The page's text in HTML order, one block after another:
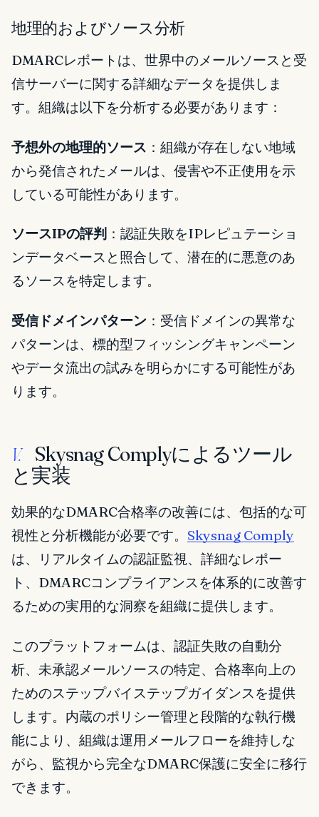
地理的およびソース分析
DMARCレポートは、世界中のメールソースと受
信サーバーに関する詳細なデータを提供しま
す。組織は以下を分析する必要があります：
予想外の地理的ソース ：組織が存在しない地域
から発信されたメールは、侵害や不正使用を示
している可能性があります。
ソースIPの評判 ：認証失敗をIPレピュテーショ
ンデータベースと照合して、潜在的に悪意のあ
るソースを特定します。
受信ドメインパターン ：受信ドメインの異常な
パターンは、標的型フィッシングキャンペーン
やデータ流出の試みを明らかにする可能性があ
ります。
V.
Skysnag Complyによるツール
と実装
効果的なDMARC合格率の改善には、包括的な可
視性と分析機能が必要です。 Skysnag Comply
は、リアルタイムの認証監視、詳細なレポー
ト、DMARCコンプライアンスを体系的に改善す
るための実用的な洞察を組織に提供します。
このプラットフォームは、認証失敗の自動分
析、未承認メールソースの特定、合格率向上の
ためのステップバイステップガイダンスを提供
します。内蔵のポリシー管理と段階的な執行機
能により、組織は運用メールフローを維持しな
がら、監視から完全なDMARC保護に安全に移行
できます。